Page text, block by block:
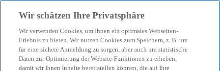
menu search
Greenfield, Brownfield
Wir schätzen Ihre Privatsphäre
Wir verwenden Cookies, um Ihnen ein optimales Webseiten-
Erlebnis zu bieten. Wir nutzen Cookies zum Speichern, z. B. um
für eine sichere Anmeldung zu sorgen, aber auch um statistische
Daten zur Optimierung der Website-Funktionen zu erheben,
damit wir Ihnen Inhalte bereitstellen können, die auf Ihre